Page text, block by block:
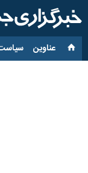
عناوین‌